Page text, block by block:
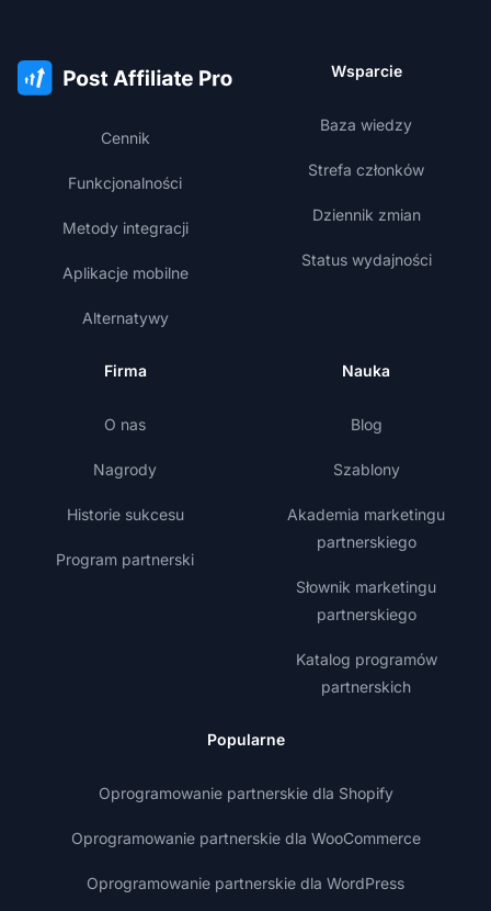
Cennik
Funkcjonalności
Metody integracji
Aplikacje mobilne
Alternatywy
Wsparcie
Baza wiedzy
Strefa członków
Dziennik zmian
Status wydajności
Firma
O nas
Nagrody
Historie sukcesu
Program partnerski
Nauka
Blog
Szablony
Akademia marketingu
partnerskiego
Słownik marketingu
partnerskiego
Katalog programów
partnerskich
Popularne
Oprogramowanie partnerskie dla Shopify
Oprogramowanie partnerskie dla WooCommerce
Oprogramowanie partnerskie dla WordPress